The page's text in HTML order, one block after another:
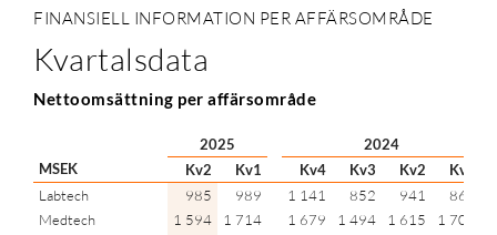
FINANSIELL INFORMATION PER AFFÄRSOMRÅDE
Kvartalsdata
Nettoomsättning per affärsområde
2025
2024
MSEK
Kv2 Kv1 Kv4 Kv3 Kv2
Kv1
Labtech
985 989 1 141 852 941
863
Medtech
1 594 1 714 1 679 1 494 1 615
1 708